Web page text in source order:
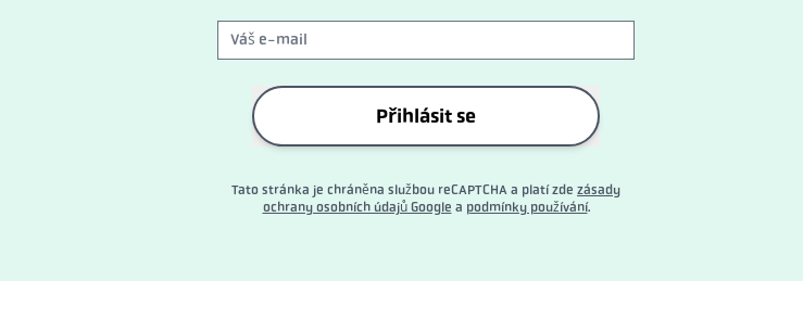
Přihlásit se
Tato stránka je chráněna službou reCAPTCHA a platí zde zásady
ochrany osobních údajů Google a podmínky používání.